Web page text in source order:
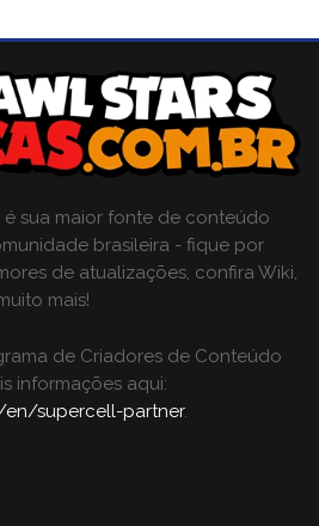
é sua maior fonte de conteúdo
brasileira - fique por
de atualizações, confira Wiki,
mais!
de Criadores de Conteúdo
informações aqui:
en/supercell-partner.